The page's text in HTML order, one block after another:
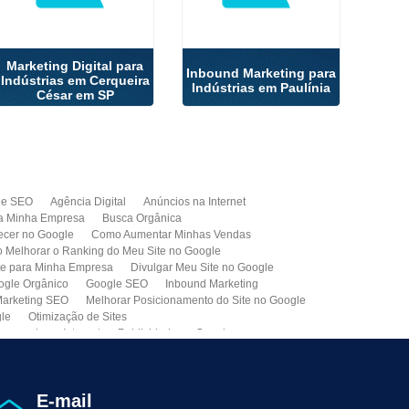
Marketing Digital para
Indústrias em Cerqueira
César em SP
Inbound Marketing para
Indústrias em Paulínia
SEO Agência Digital
Anúncios na Internet
Minha Empresa
Busca Orgânica
no Google
Como Aumentar Minhas Vendas
Melhorar o Ranking do Meu Site no Google
para Minha Empresa
Divulgar Meu Site no Google
Orgânico Google SEO
Inbound Marketing
SEO
Melhorar Posicionamento do Site no Google
Otimização de Sites
na Internet
Publicidade no Google
de Clientes
E-mail